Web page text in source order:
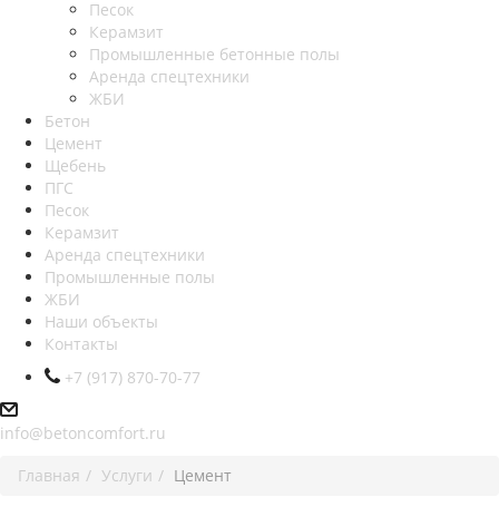
Песок
Керамзит
Промышленные бетонные полы
Аренда спецтехники
ЖБИ
Бетон
Цемент
Щебень
ПГС
Песок
Керамзит
Аренда спецтехники
Промышленные полы
ЖБИ
Наши объекты
Контакты
+7 (917) 870-70-77
info@betoncomfort.ru
Главная
Услуги Цемент